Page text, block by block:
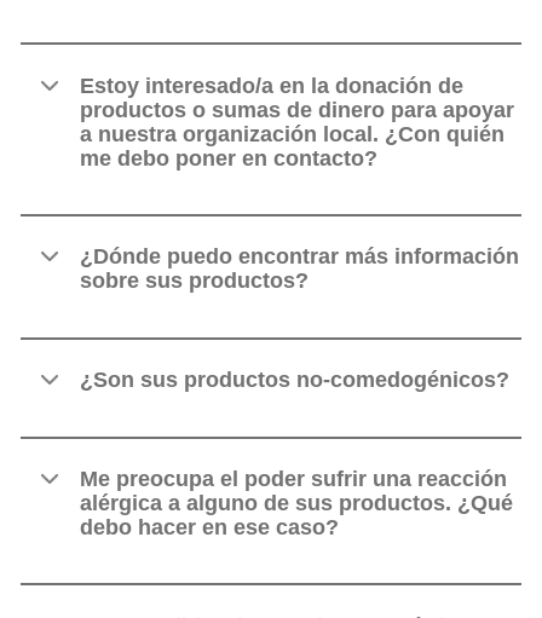
Estoy interesado/a en la donación de
productos o sumas de dinero para apoyar
a nuestra organización local. ¿Con quién
me debo poner en contacto?
¿Dónde puedo encontrar más información
sobre sus productos?
¿Son sus productos no-comedogénicos?
Me preocupa el poder sufrir una reacción
alérgica a alguno de sus productos. ¿Qué
debo hacer en ese caso?